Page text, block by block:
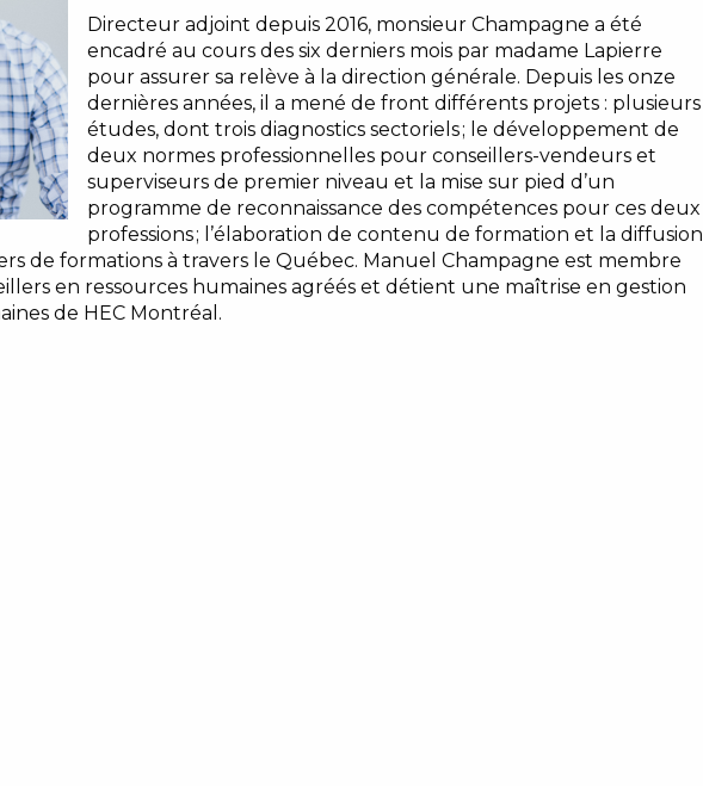
Directeur adjoint depuis 2016, monsieur Champagne a été
encadré au cours des six derniers mois par madame Lapierre
pour assurer sa relève à la direction générale. Depuis les onze
dernières années, il a mené de front différents projets : plusieurs
études, dont trois diagnostics sectoriels ; le développement de
deux normes professionnelles pour conseillers-vendeurs et
superviseurs de premier niveau et la mise sur pied d’un
programme de reconnaissance des compétences pour ces deux
professions ; l’élaboration de contenu de formation et la diffusion
de formations à travers le Québec. Manuel Champagne est membre
en ressources humaines agréés et détient une maîtrise en gestion
de HEC Montréal.